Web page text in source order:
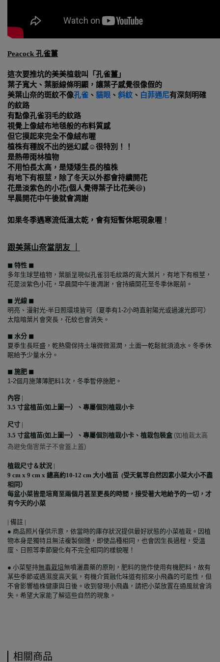
Peacock 孔雀薑
這次要推坑的美美植栽叫「孔雀薑」
葉子寬大、葉脈線條明顯，讓葉子感覺很像假的
美葉山奈的斑紋不像孔雀 、 貓眼 、 斜紋 、 白菲通尼有深刻明確
的紋路
有點像孔雀羽毛的紋路
視覺上像絨布地毯般的布料質感
但它摸起來完全不像絨布喔
植株有種說不出的迷幻感☺️很特別！！
是熱帶雨林植物
不用怕長太高，是矮矮生長的植株
有地下有根莖，除了冬天以外都會持續開花
花是淡紫色的小花(個人覺得葉子比花美😆)
早晨開花中午後就會凋謝
如果冬季遇寒流低溫太乾，會有短暫休眠現象喔 ！
跟美葉山奈當朋友 ｜
◼︎ 特性 ◼︎
多年生球莖植物，葉脈呈現似孔雀羽毛紋路的寬大葉片，有地下有根莖，
花是淡紫色小花，早晨開中午後凋謝，會持續開花至冬季休眠前。
◼︎ 光線 ◼︎
明亮、漫射光-半日照環境皆可（夏季有1-2小時直射陽光或過濾光即可）
太陰暗葉片會突長，花紋也會消失。
◼︎ 水分 ◼︎
夏季生長旺盛，乾熱需保持土壤微微濕潤，土面一乾鬆就須澆水。冬季休
眠給予少量水分。
◼︎ 施肥 ◼︎
1-2個月施薄薄肥料1次，冬季暫停施肥。
內容 |
3.5 寸盆植苗(如上圖一）、專屬個別植栽小卡
尺寸 |
3.5 寸盆植苗(如上圖一）、專屬個別植栽小卡、植栽包裝盒 (如植栽太高
為避免傷害葉子不會蓋上蓋)
植栽尺寸＆狀況 |
9 cm x 9 cm x 總高約10-12 cm 大小植苗 (受天氣等自然因素小菜大小不盡
相同）
每盆小菜皆是培育至兩個月甚至更長的時間，接受著大地給予的一切，才
有今天的小菜
| 備註 |
● 商品照片僅供示意，依當時的庫存狀況提供最好狀態的小菜植栽。因植
物本身是獨特且無法複製個體，即使品種相同，也會因生長過程，受溫
度、日照等季節變化有不完全相同的樣貌喔！
● 小菜堅持無毒栽培無噴灑農藥的原則，肥料的施作使用有機肥料，故有
某些季節或遇濕度高天氣，有機介質融化味道有招來小飛蟲的可能性，但
不會影響植株健康與日後。收到發現小飛蟲，請把小菜放置在通風就會消
失。希望大家能了解這些自然的現象。
相關商品